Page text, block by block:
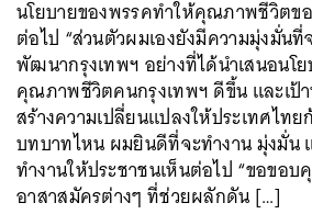
นโยบายของพรรคทำให้คุณภาพชีวิตข
ต่อไป “ส่วนตัวผมเองยังมีความมุ่งมั่นที่
พัฒนากรุงเทพฯ อย่างที่ได้นำเสนอนโ
คุณภาพชีวิตคนกรุงเทพฯ ดีขึ้น และเป้
สร้างความเปลี่ยนแปลงให้ประเทศไทย
บทบาทไหน ผมยินดีที่จะทำงาน มุ่งมั่น
ทำงานให้ประชาชนเห็นต่อไป “ขอขอ
อาสาสมัครต่างๆ ที่ช่วยผลักดัน […]